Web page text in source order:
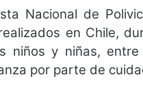
Nacional de
en Chile,
niños y niñas,
por parte de